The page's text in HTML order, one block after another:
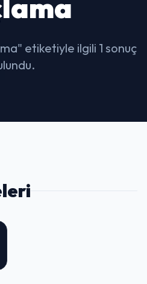
etiketiyle ilgili 1 sonuç